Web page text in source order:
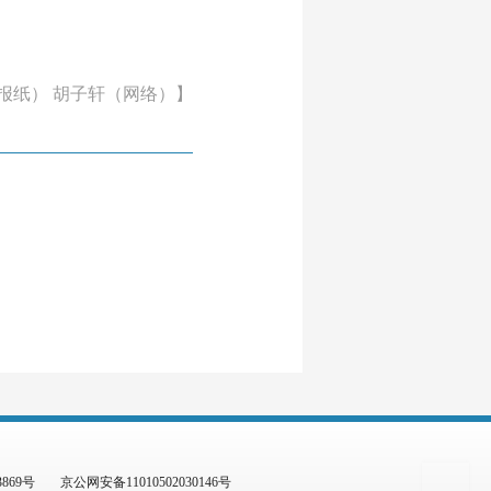
纸） 胡子轩（网络）】
号 京公网安备11010502030146号